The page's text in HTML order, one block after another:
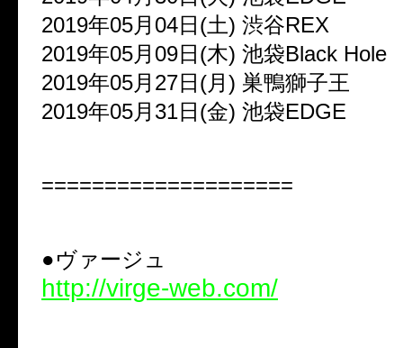
2019年05月04日(土) 渋谷REX
2019年05月09日(木) 池袋Black Hole
2019年05月27日(月) 巣鴨獅子王
2019年05月31日(金) 池袋EDGE
====================
●ヴァージュ
http://virge-web.com/